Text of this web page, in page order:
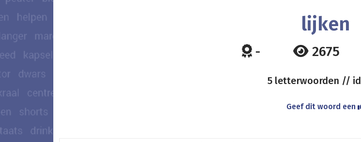
lijken
- 2675
5 letterwoorden // id
Geef dit woord een